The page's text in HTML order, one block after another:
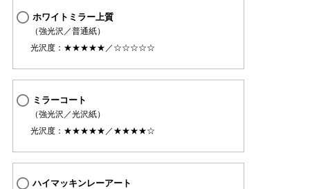
ホワイトミラー上質
（強光沢／普通紙）
光沢度：★★★★★／☆☆☆☆☆
ミラーコート
（強光沢／光沢紙）
光沢度：★★★★★／★★★★☆
ハイマッキンレーアート